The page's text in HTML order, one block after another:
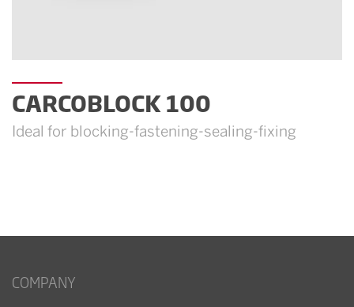
CARCOBLOCK 100
Ideal for blocking-fastening-sealing-fixing
COMPANY